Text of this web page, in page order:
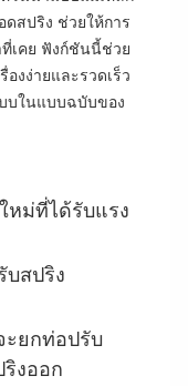
สปริง ช่วยให้การ
ที่เคย ฟังก์ชันนี้ช่วย
งง่ายและรวดเร็ว
บในแบบฉบับของ
หม่ที่ได้รับแรง
บสปริง
ะยกท่อปรับ
งออก